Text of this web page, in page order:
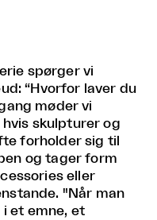
spørger vi
“Hvorfor laver du
møder vi
hvis skulpturer og
forholder sig til
og tager form
eller
"Når man
et emne, et